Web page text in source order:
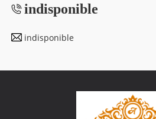
indisponible
indisponible